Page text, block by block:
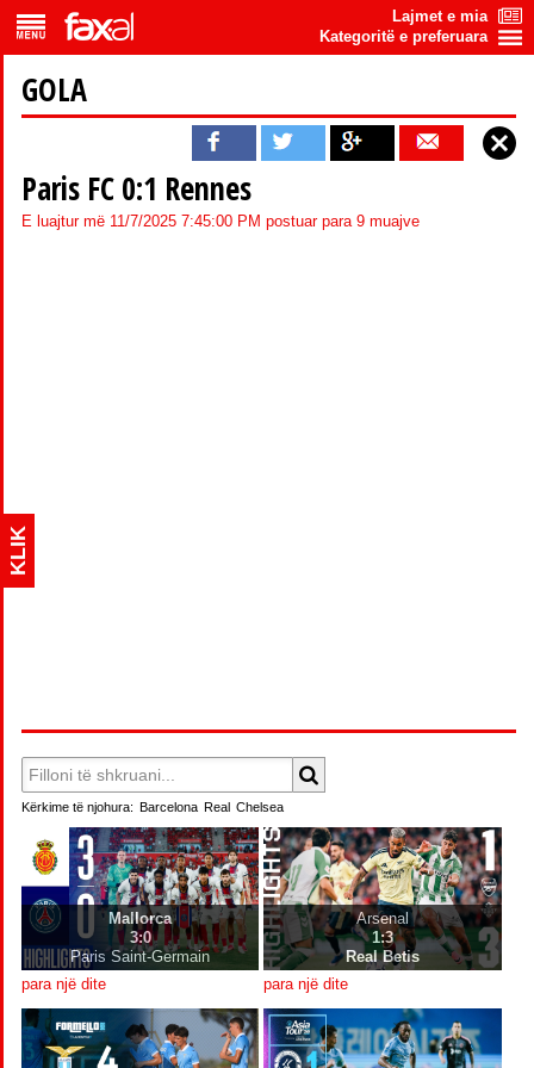
Lajmet e mia
Kategoritë e preferuara
GOLA
Paris FC 0:1 Rennes
E luajtur më 11/7/2025 7:45:00 PM postuar para 9 muajve
Kërkime të njohura: Barcelona Real Chelsea
Mallorca
3:0
Paris Saint-Germain
para një dite
Arsenal
1:3
Real Betis
para një dite
KLIK